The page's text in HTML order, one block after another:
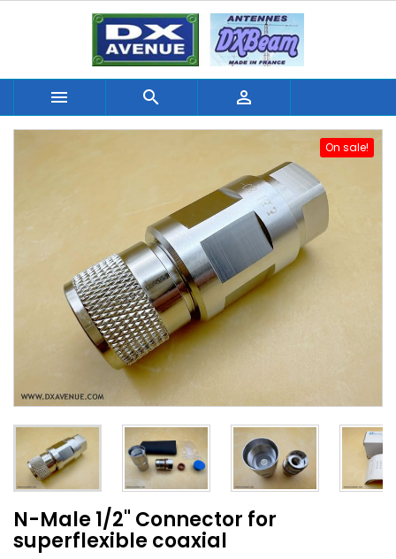
  
On sale!
N-Male 1/2" Connector for
superflexible coaxial